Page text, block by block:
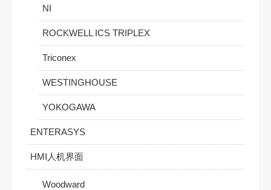
NI
ROCKWELL ICS TRIPLEX
Triconex
WESTINGHOUSE
YOKOGAWA
ENTERASYS
HMI人机界面
Woodward